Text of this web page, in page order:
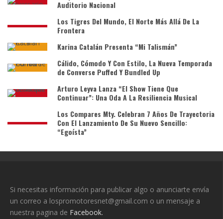
Auditorio Nacional
Los Tigres Del Mundo, El Norte Más Allá De La
Frontera
Karina Catalán Presenta “Mi Talismán”
Cálido, Cómodo Y Con Estilo, La Nueva Temporada
de Converse Puffed Y Bundled Up
Arturo Leyva Lanza “El Show Tiene Que
Continuar”: Una Oda A La Resiliencia Musical
Los Compares Mty. Celebran 7 Años De Trayectoria
Con El Lanzamiento De Su Nuevo Sencillo:
“Egoísta”
Si necesitas información para publicar algo o anunciarte envía
un correo a lospromotoresnet@gmail.com o un mensaje a
nuestra pagina de Facebook.